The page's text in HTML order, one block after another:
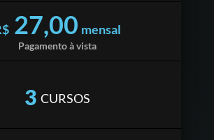
27,00 mensal
Pagamento à vista
3 CURSOS